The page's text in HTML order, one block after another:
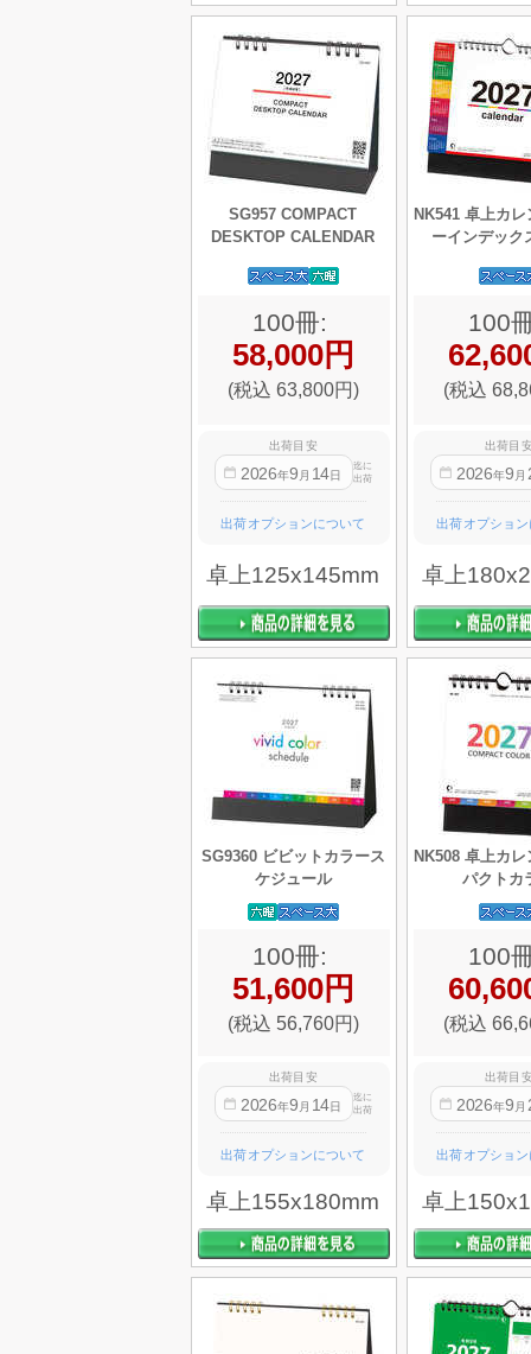
SG957 COMPACT
DESKTOP CALENDAR
100冊:
58,000円
(税込 63,800円)
出荷目安
2026年9 月 14日
迄に
出荷
出荷オプションについて
卓上125x145mm
NK541 卓上カ
ーインデック
100
(税込
出荷目
2026年9 月
出荷オプショ
卓上
SG9360 ビビットカラース
ケジュール
100冊:
51,600円
(税込 56,760円)
出荷目安
2026年9 月 14日
迄に
出荷
出荷オプションについて
卓上155x180mm
NK508 卓上カ
パクトカ
100
(税込
出荷目
2026年9 月
出荷オプショ
卓上